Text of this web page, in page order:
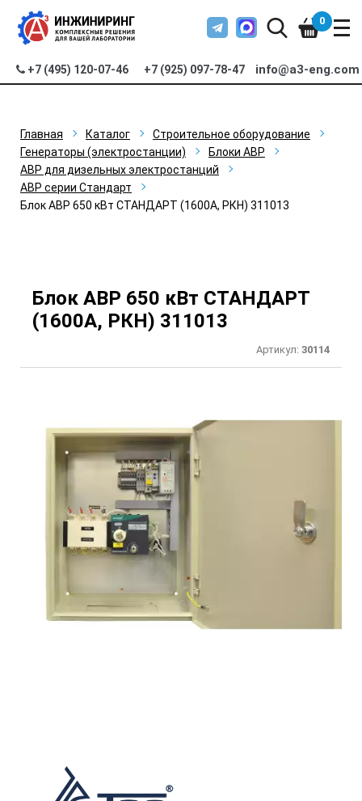
+7 (495) 120-07-46 +7 (925) 097-78-47 info@a3-eng.com
0
Главная Каталог
Строительное оборудование
Генераторы (электростанции)
Блоки АВР
АВР для дизельных электростанций
АВР серии Стандарт
Блок АВР 650 кВт СТАНДАРТ (1600А, РКН) 311013
Блок АВР 650 кВт СТАНДАРТ
(1600А, РКН) 311013
Артикул: 30114